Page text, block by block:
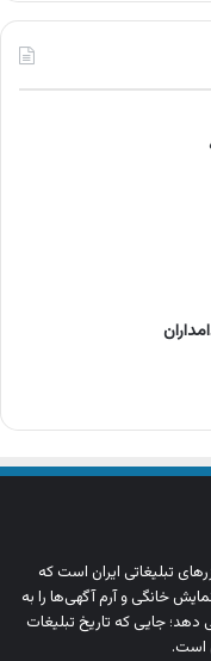
تبلیغاتی ایران است که
خانگی و آرم‌ آگهی‌ها را به‌
جایی که تاریخ تبلیغات
است.